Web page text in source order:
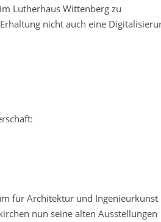
Lutherhaus Wittenberg zu
nicht auch eine
für Architektur und Ingenieurkunst
nun seine alten Ausstellungen